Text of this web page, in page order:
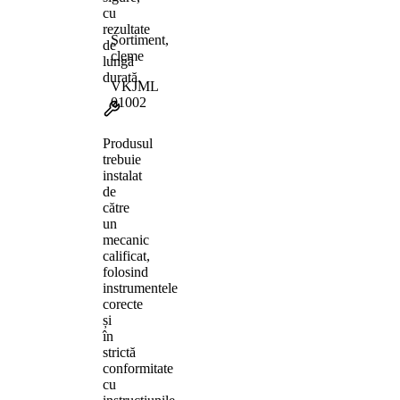
cu
rezultate
de
lungă
durată.
Produsul
trebuie
instalat
de
către
un
mecanic
calificat,
folosind
instrumentele
corecte
și
în
strictă
conformitate
cu
Sortiment,
cleme
VKJML
01002